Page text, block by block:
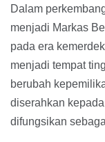
Dalam
menjadi Markas
pada era
menjadi tempat
berubah
diserahkan
difungsikan